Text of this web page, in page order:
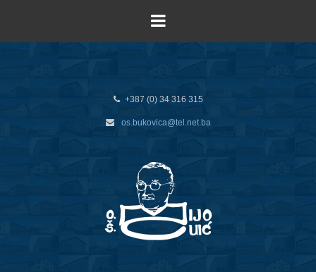
+387 (0) 34 316 315
os.bukovica@tel.net.ba